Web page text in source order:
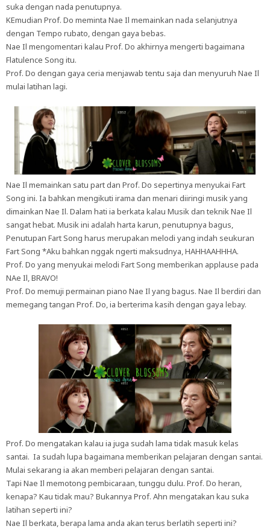
suka dengan nada penutupnya.
KEmudian Prof. Do meminta Nae Il memainkan nada selanjutnya
dengan Tempo rubato, dengan gaya bebas.
Nae Il mengomentari kalau Prof. Do akhirnya mengerti bagaimana
Flatulence Song itu.
Prof. Do dengan gaya ceria menjawab tentu saja dan menyuruh Nae Il
mulai latihan lagi.
Nae Il memainkan satu part dan Prof. Do sepertinya menyukai Fart
Song ini. Ia bahkan mengikuti irama dan menari diiringi musik yang
dimainkan Nae Il. Dalam hati ia berkata kalau Musik dan teknik Nae Il
sangat hebat. Musik ini adalah harta karun, penutupnya bagus,
Penutupan Fart Song harus merupakan melodi yang indah seukuran
Fart Song *Aku bahkan nggak ngerti maksudnya, HAHHAAHHHA.
Prof. Do yang menyukai melodi Fart Song memberikan applause pada
NAe Il, BRAVO!
Prof. Do memuji permainan piano Nae Il yang bagus. Nae Il berdiri dan
memegang tangan Prof. Do, ia berterima kasih dengan gaya lebay.
Prof. Do mengatakan kalau ia juga sudah lama tidak masuk kelas
santai. Ia sudah lupa bagaimana memberikan pelajaran dengan santai.
Mulai sekarang ia akan memberi pelajaran dengan santai.
Tapi Nae Il memotong pembicaraan, tunggu dulu. Prof. Do heran,
kenapa? Kau tidak mau? Bukannya Prof. Ahn mengatakan kau suka
latihan seperti ini?
Nae Il berkata, berapa lama anda akan terus berlatih seperti ini?